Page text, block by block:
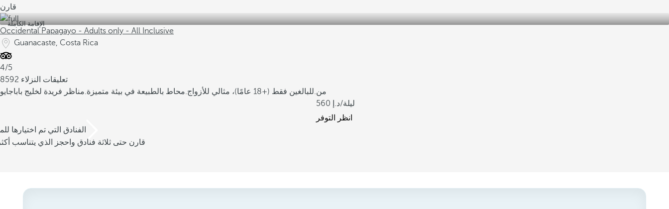
قارن
الإقامة الكاملة
Occidental Papagayo - Adults only - All Inclusive
Guanacaste, Costa Rica
4/5
8592 تعليقات النزلاء
للبالغين فقط (+18 عامًا)، مثالي للأزواج.
محاط بالطبيعة في بيئة متميزة. مناظر فريدة لخليج باباجايو.من
560
/ليلة
انظر التوفر
/3 الفنادق التي تم اختيارها
قارن حتى ثلاثة فنادق واحجز الذي يتناسب